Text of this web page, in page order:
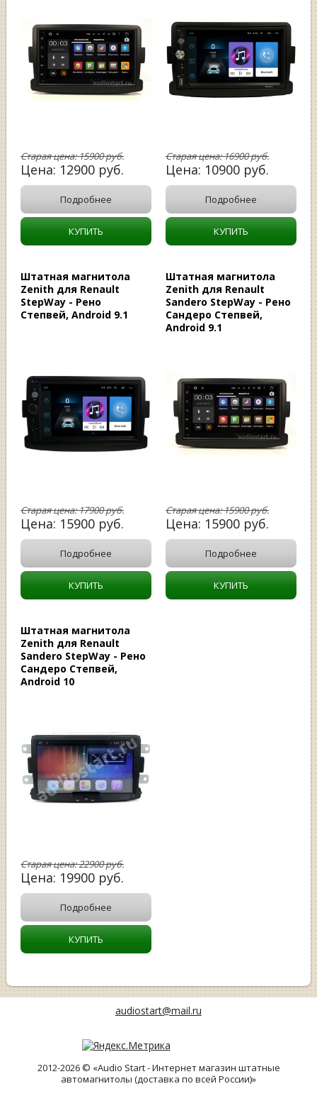
Старая цена:15900руб.
Цена: 12900 руб.
Подробнее
КУПИТЬ
Старая цена:16900руб.
Цена: 10900 руб.
Подробнее
КУПИТЬ
Штатная магнитола
Zenith для Renault
StepWay - Рено
Степвей, Android 9.1
Старая цена:17900руб.
Цена: 15900 руб.
Подробнее
КУПИТЬ
Штатная магнитола
Zenith для Renault
Sandero StepWay - Рено
Сандеро Степвей,
Android 9.1
Старая цена:15900руб.
Цена: 15900 руб.
Подробнее
КУПИТЬ
Штатная магнитола
Zenith для Renault
Sandero StepWay - Рено
Сандеро Степвей,
Android 10
Старая цена:22900руб.
Цена: 19900 руб.
Подробнее
КУПИТЬ
audiostart@mail.ru
2012-2026 © «Audio Start - Интернет магазин штатные
автомагнитолы (доставка по всей России)»